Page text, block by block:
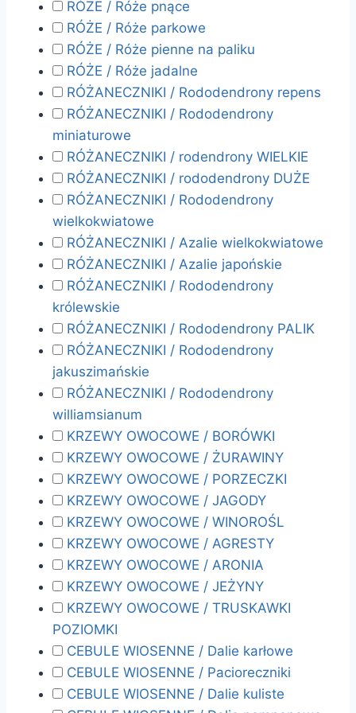
RÓŻE / Róże pnące
RÓŻE / Róże parkowe
RÓŻE / Róże pienne na paliku
RÓŻE / Róże jadalne
RÓŻANECZNIKI / Rododendrony repens
RÓŻANECZNIKI / Rododendrony
miniaturowe
RÓŻANECZNIKI / rodendrony WIELKIE
RÓŻANECZNIKI / rododendrony DUŻE
RÓŻANECZNIKI / Rododendrony
wielkokwiatowe
RÓŻANECZNIKI / Azalie wielkokwiatowe
RÓŻANECZNIKI / Azalie japońskie
RÓŻANECZNIKI / Rododendrony
królewskie
RÓŻANECZNIKI / Rododendrony PALIK
RÓŻANECZNIKI / Rododendrony
jakuszimańskie
RÓŻANECZNIKI / Rododendrony
williamsianum
KRZEWY OWOCOWE / BORÓWKI
KRZEWY OWOCOWE / ŻURAWINY
KRZEWY OWOCOWE / PORZECZKI
KRZEWY OWOCOWE / JAGODY
KRZEWY OWOCOWE / WINOROŚL
KRZEWY OWOCOWE / AGRESTY
KRZEWY OWOCOWE / ARONIA
KRZEWY OWOCOWE / JEŻYNY
KRZEWY OWOCOWE / TRUSKAWKI
POZIOMKI
CEBULE WIOSENNE / Dalie karłowe
CEBULE WIOSENNE / Pacioreczniki
CEBULE WIOSENNE / Dalie kuliste